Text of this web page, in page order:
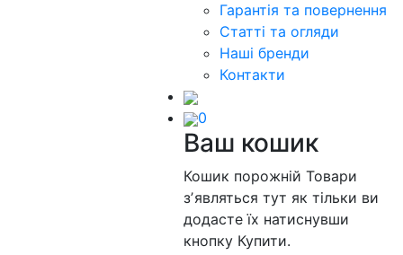
Гарантія та повернення
Статті та огляди
Наші бренди
Контакти
0
Ваш кошик
Кошик порожнійТовари
зʼявляться тут як тільки ви
додасте їх натиснувши
кнопку Купити.